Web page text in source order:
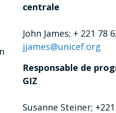
centrale
John James; + 221 78
jjames@unicef.org
Responsable de
GIZ
Susanne Steiner;